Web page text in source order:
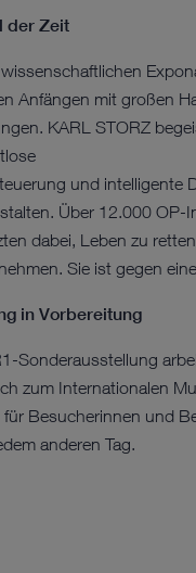
der Zeit
Anfängen mit großen
KARL STORZ
und intelligente
Über 12.000
dabei, Leben zu
Sie ist gegen
in Vorbereitung
Sonderausstellung
zum Internationalen
Besucherinnen und
anderen Tag.